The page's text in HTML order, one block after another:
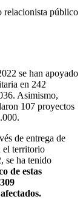
relacionista público
se han apoyado
en 242
Asimismo,
107 proyectos
de entrega de
el territorio
se ha tenido
de estas